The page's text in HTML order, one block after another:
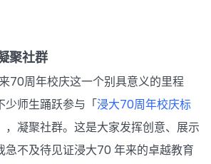
聚社群
70周年校庆这一个别具意义的里程
少师生踊跃参与「浸大70周年校庆标
，凝聚社群。这是大家发挥创意、展示
急不及待见证浸大70 年来的卓越教育